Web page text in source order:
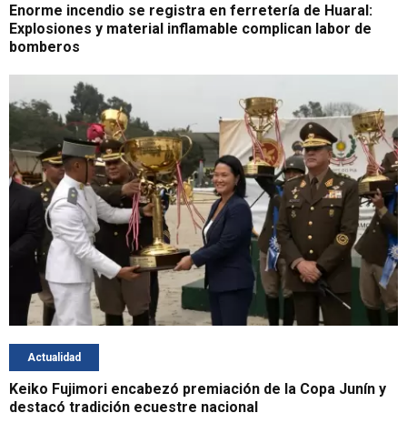
Enorme incendio se registra en ferretería de Huaral:
Explosiones y material inflamable complican labor de
bomberos
Actualidad
Keiko Fujimori encabezó premiación de la Copa Junín y
destacó tradición ecuestre nacional